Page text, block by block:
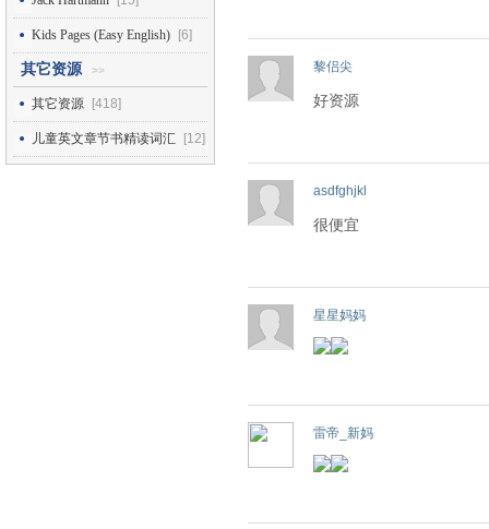
Kids Pages (Easy English) [6]
其它资源 >>
其它资源 [418]
儿童英文章节书精读词汇 [12]
黎侣尖
好资源
asdfghjkl
很便宜
星星妈妈
雷帝_新妈